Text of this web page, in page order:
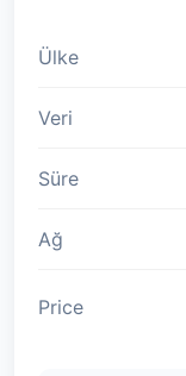
Ülke
Veri
Süre
Ağ
Price